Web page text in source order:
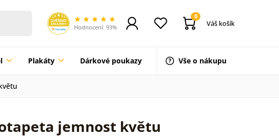
Hodnocení: 93%
0
Váš košík
Plakáty Dárkové poukazy Vše o nákupu
jemnost květu